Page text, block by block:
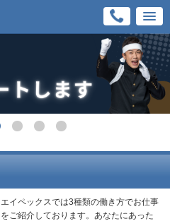
エイペックスでは3種類の働き方でお仕事
をご紹介しております。あなたにあった